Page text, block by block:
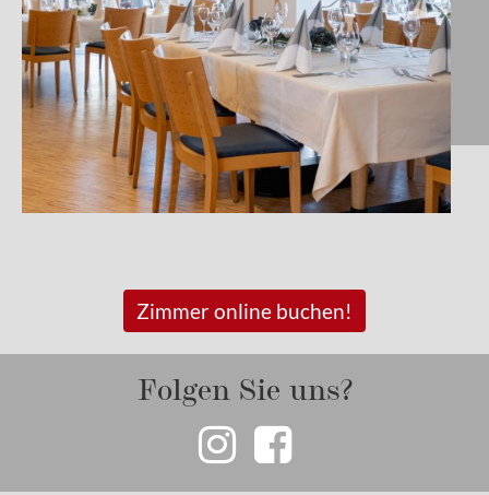
Zimmer online buchen!
Folgen Sie uns?